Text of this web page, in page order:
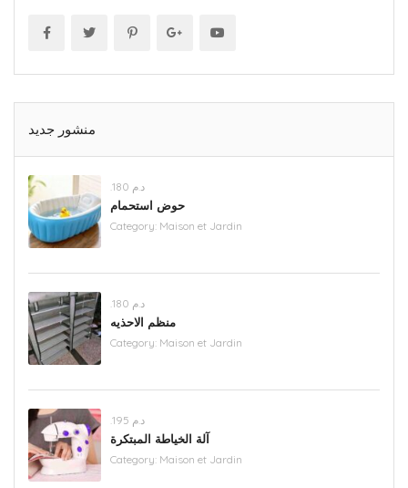
منشور جديد
.د.م 180
حوض استحمام
Category: Maison et Jardin
.د.م 180
منظم الاحذيه
Category: Maison et Jardin
.د.م 195
آلة الخياطة المبتكرة
Category: Maison et Jardin